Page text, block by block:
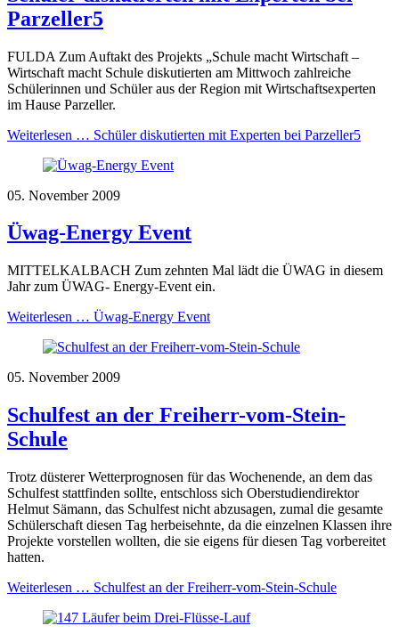
Parzeller5
FULDA Zum Auftakt des Projekts „Schule macht Wirtschaft –
Wirtschaft macht Schule diskutierten am Mittwoch zahlreiche
Schülerinnen und Schüler aus der Region mit Wirtschaftsexperten
im Hause Parzeller.
Weiterlesen … Schüler diskutierten mit Experten bei Parzeller5
05. November 2009
Üwag-Energy Event
MITTELKALBACH Zum zehnten Mal lädt die ÜWAG in diesem
Jahr zum ÜWAG- Energy-Event ein.
Weiterlesen … Üwag-Energy Event
05. November 2009
Schulfest an der Freiherr-vom-Stein-
Schule
Trotz düsterer Wetterprognosen für das Wochenende, an dem das
Schulfest stattfinden sollte, entschloss sich Oberstudiendirektor
Helmut Sämann, das Schulfest nicht abzusagen, zumal die gesamte
Schülerschaft diesen Tag herbeisehnte, da die einzelnen Klassen ihre
Projekte vorstellen wollten, die sie eigens für diesen Tag vorbereitet
hatten.
Weiterlesen … Schulfest an der Freiherr-vom-Stein-Schule